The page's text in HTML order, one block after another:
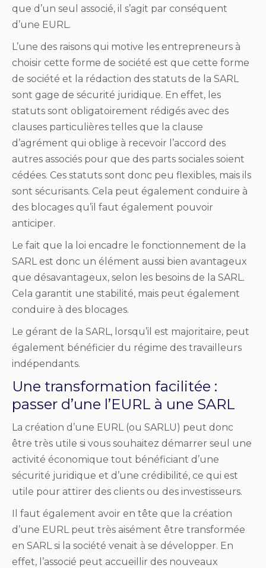
que d’un seul associé, il s’agit par conséquent
d’une EURL.
L’une des raisons qui motive les entrepreneurs à
choisir cette forme de société est que cette forme
de société et la rédaction des statuts de la SARL
sont gage de sécurité juridique. En effet, les
statuts sont obligatoirement rédigés avec des
clauses particulières telles que la clause
d’agrément qui oblige à recevoir l’accord des
autres associés pour que des parts sociales soient
cédées. Ces statuts sont donc peu flexibles, mais ils
sont sécurisants. Cela peut également conduire à
des blocages qu’il faut également pouvoir
anticiper.
Le fait que la loi encadre le fonctionnement de la
SARL est donc un élément aussi bien avantageux
que désavantageux, selon les besoins de la SARL.
Cela garantit une stabilité, mais peut également
conduire à des blocages.
Le gérant de la SARL, lorsqu’il est majoritaire, peut
également bénéficier du régime des travailleurs
indépendants.
Une transformation facilitée :
passer d’une l’EURL à une SARL
La création d’une EURL (ou SARLU) peut donc
être très utile si vous souhaitez démarrer seul une
activité économique tout bénéficiant d’une
sécurité juridique et d’une crédibilité, ce qui est
utile pour attirer des clients ou des investisseurs.
Il faut également avoir en tête que la création
d’une EURL peut très aisément être transformée
en SARL si la société venait à se développer. En
effet, l’associé peut accueillir des nouveaux